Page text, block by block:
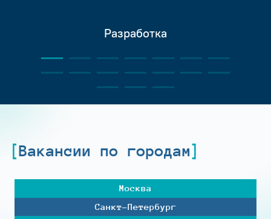
Разработка
Вакансии по городам
Москва
Санкт-Петербург